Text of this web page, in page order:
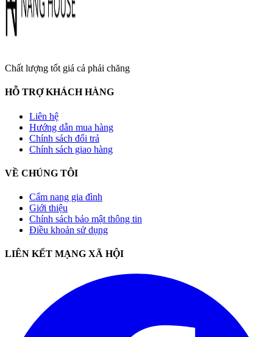
Chất lượng tốt giá cả phải chăng
HỖ TRỢ KHÁCH HÀNG
Liên hệ
Hướng dẫn mua hàng
Chính sách đổi trả
Chính sách giao hàng
VỀ CHÚNG TÔI
Cẩm nang gia đình
Giới thiệu
Chính sách bảo mật thông tin
Điều khoản sử dụng
LIÊN KẾT MẠNG XÃ HỘI